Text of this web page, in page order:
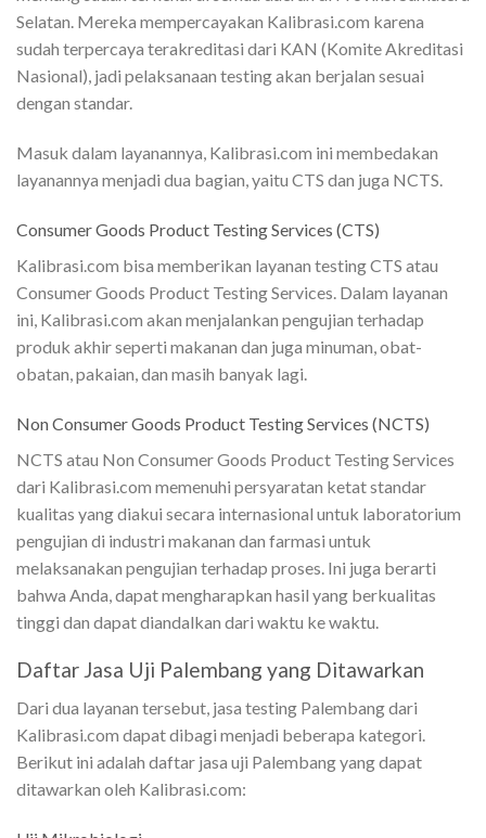
Selatan. Mereka mempercayakan Kalibrasi.com karena
sudah terpercaya terakreditasi dari KAN (Komite Akreditasi
Nasional), jadi pelaksanaan testing akan berjalan sesuai
dengan standar.
Masuk dalam layanannya, Kalibrasi.com ini membedakan
layanannya menjadi dua bagian, yaitu CTS dan juga NCTS.
Consumer Goods Product Testing Services (CTS)
Kalibrasi.com bisa memberikan layanan testing CTS atau
Consumer Goods Product Testing Services. Dalam layanan
ini, Kalibrasi.com akan menjalankan pengujian terhadap
produk akhir seperti makanan dan juga minuman, obat-
obatan, pakaian, dan masih banyak lagi.
Non Consumer Goods Product Testing Services (NCTS)
NCTS atau Non Consumer Goods Product Testing Services
dari Kalibrasi.com memenuhi persyaratan ketat standar
kualitas yang diakui secara internasional untuk laboratorium
pengujian di industri makanan dan farmasi untuk
melaksanakan pengujian terhadap proses. Ini juga berarti
bahwa Anda, dapat mengharapkan hasil yang berkualitas
tinggi dan dapat diandalkan dari waktu ke waktu.
Daftar Jasa Uji Palembang yang Ditawarkan
Dari dua layanan tersebut, jasa testing Palembang dari
Kalibrasi.com dapat dibagi menjadi beberapa kategori.
Berikut ini adalah daftar jasa uji Palembang yang dapat
ditawarkan oleh Kalibrasi.com: